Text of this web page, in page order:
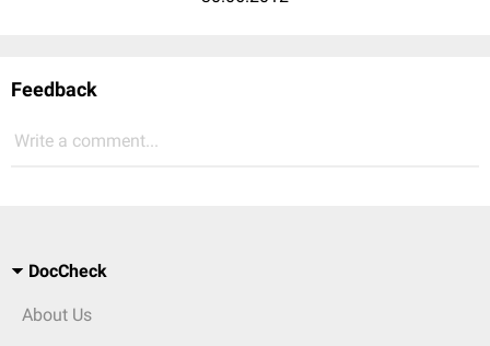
Feedback
Write a comment...
DocCheck
About Us